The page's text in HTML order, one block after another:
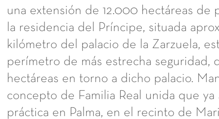
una extensión de 12.000 hectáreas de
la residencia del Príncipe, situada
kilómetro del palacio de la Zarzuela,
perímetro de más estrecha seguridad,
hectáreas en torno a dicho palacio.
concepto de Familia Real unida que
práctica en Palma, en el recinto de